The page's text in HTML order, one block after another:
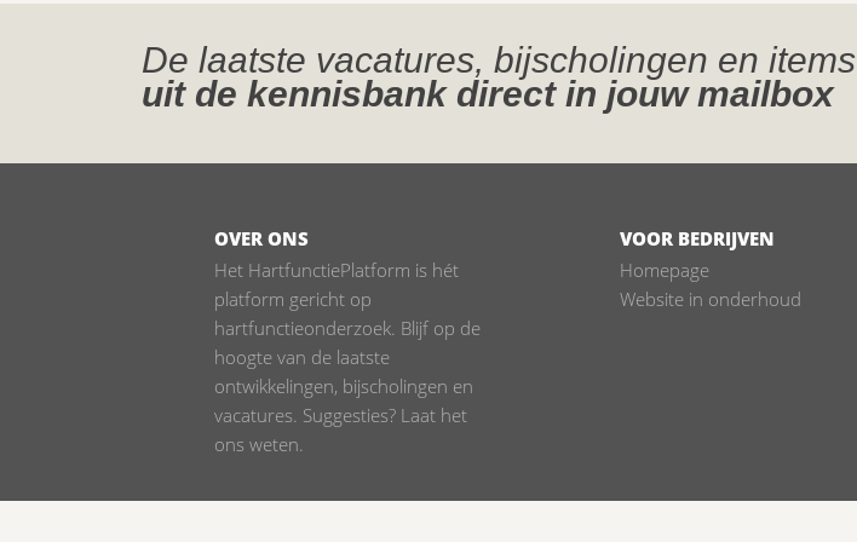
De laatste vacatures, bijscholingen en items
uit de kennisbank direct in jouw mailbox
OVER ONS
Het HartfunctiePlatform is hét
platform gericht op
hartfunctieonderzoek. Blijf op de
hoogte van de laatste
ontwikkelingen, bijscholingen en
vacatures. Suggesties? Laat het
ons weten.
VOOR BEDRIJVEN
Homepage
Website in onderhoud